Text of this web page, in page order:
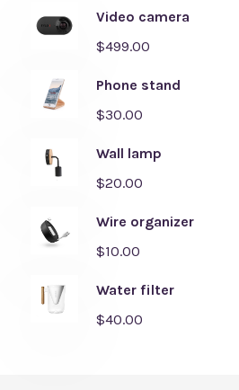
Video camera
$499.00
Phone stand
$30.00
Wall lamp
$20.00
Wire organizer
$10.00
Water filter
$40.00